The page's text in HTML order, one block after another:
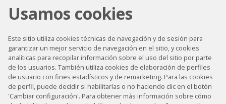
LinkedInInstagram
Accesibilidad
Contacto
Aviso legal
Usamos cookies
Este sitio utiliza cookies técnicas de navegación y de sesión para
garantizar un mejor servicio de navegación en el sitio, y cookies
analíticas para recopilar información sobre el uso del sitio por parte
de los usuarios. También utiliza cookies de elaboración de perfiles
de usuario con fines estadísticos y de remarketing. Para las cookies
de perfil, puede decidir si habilitarlas o no haciendo clic en el botón
'Cambiar configuración'. Para obtener más información sobre cómo